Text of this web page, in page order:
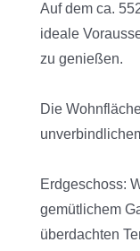
Auf dem ca.
ideale
zu genießen.
Die
Erdgeschoss:
gemütlichem
überdachten